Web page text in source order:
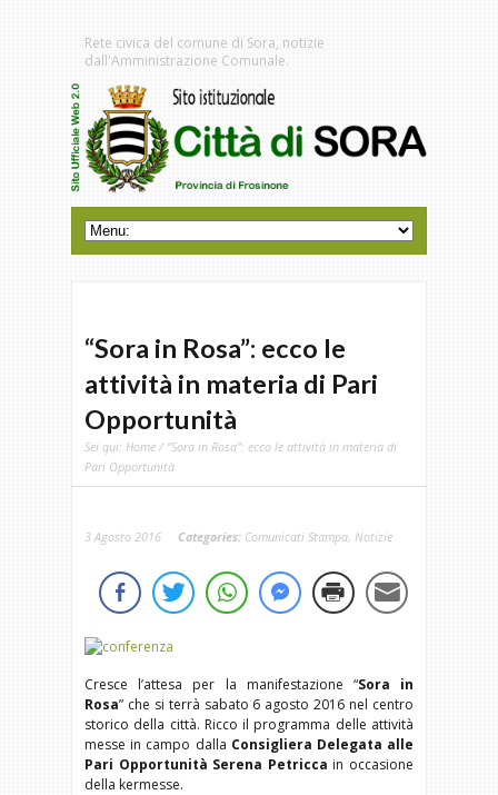
Rete civica del comune di Sora, notizie
dall'Amministrazione Comunale.
“Sora in Rosa”: ecco le
attività in materia di Pari
Opportunità
Sei qui: Home / “Sora in Rosa”: ecco le attività in materia di
Pari Opportunità
3 Agosto 2016 Categories: Comunicati Stampa Notizie
Cresce l’attesa per la manifestazione “Sora in
Rosa” che si terrà sabato 6 agosto 2016 nel centro
storico della città. Ricco il programma delle attività
messe in campo dalla Consigliera Delegata alle
Pari Opportunità Serena Petricca in occasione
della kermesse.